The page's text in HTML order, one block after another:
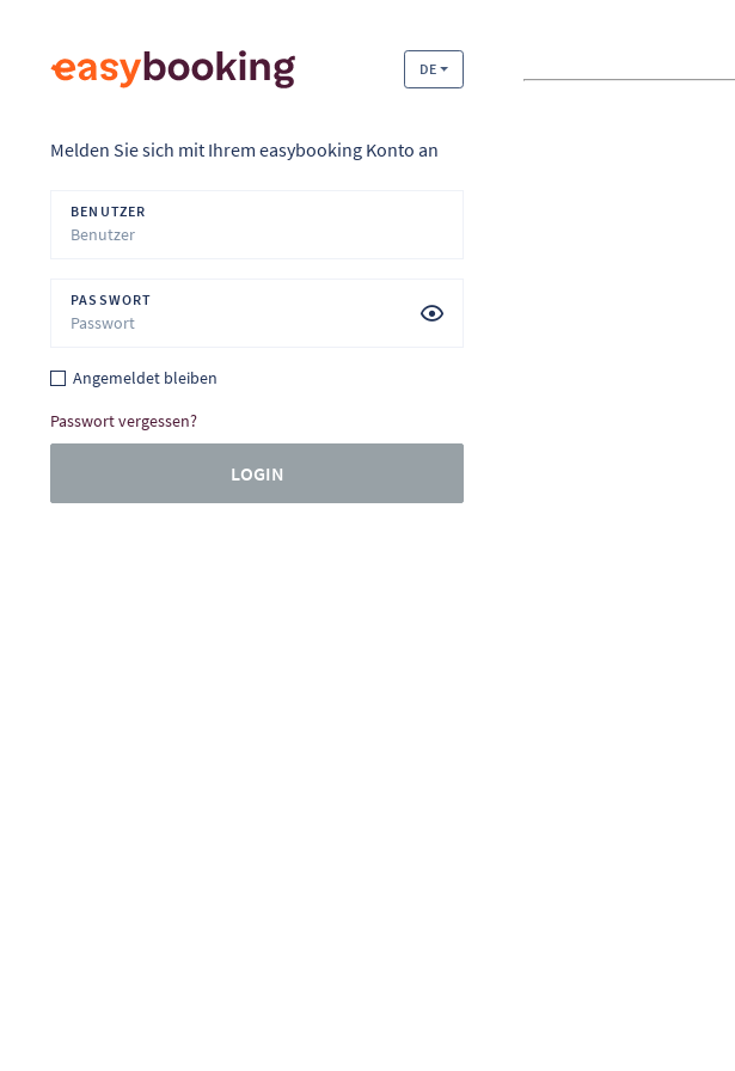
DE
Melden Sie sich mit Ihrem easybooking Konto an
BENUTZER
PASSWORT
Angemeldet bleiben
Passwort vergessen?
LOGIN